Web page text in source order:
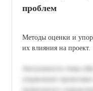
проблем
Методы оценки и
их влияния на проект.